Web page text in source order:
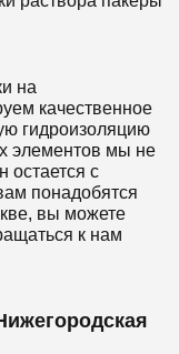
на
качественное
гидроизоляцию
элементов мы не
остается с
понадобятся
вы можете
к нам